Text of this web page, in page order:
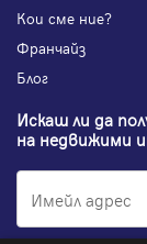
Кои сме ние?
Франчайз
Блог
Искаш ли да
на недвижими